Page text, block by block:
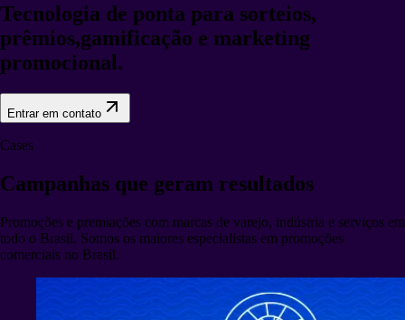
Tecnologia de ponta para sorteios,
prêmios,gamificação e marketing
promocional.
Entrar em contato
Cases
Campanhas que geram resultados
Promoções e premiações com marcas de varejo, indústria e serviços em
todo o Brasil. Somos os maiores especialistas em promoções
comerciais no Brasil.